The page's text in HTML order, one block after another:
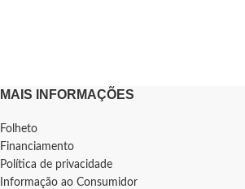
MAIS INFORMAÇÕES
Folheto
Financiamento
Política de privacidade
Informação ao Consumidor